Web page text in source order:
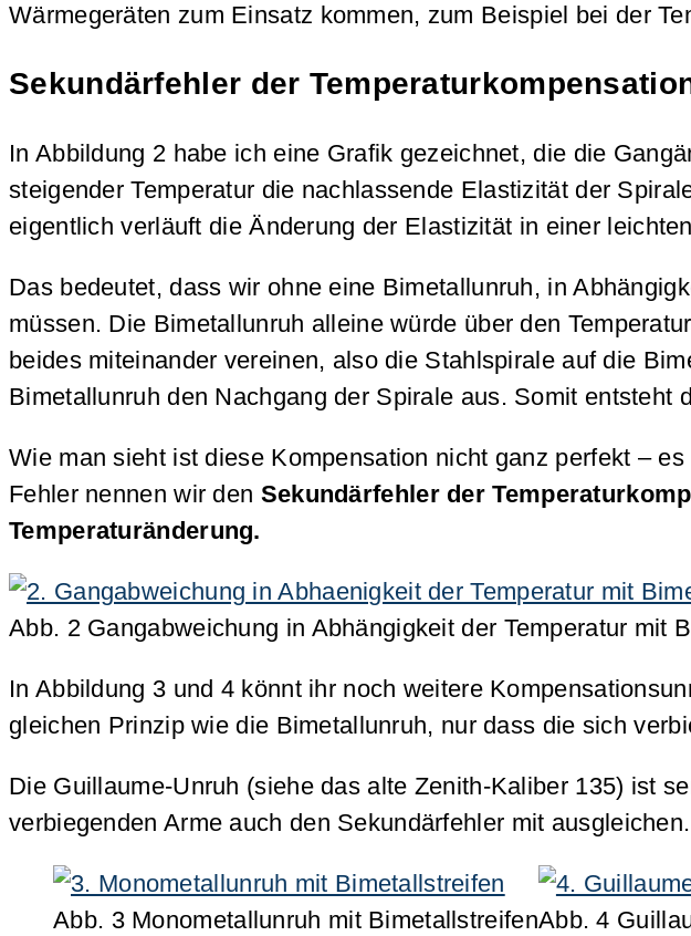
Wärmegeräten zum Einsatz kommen, zum Beispiel bei der
Sekundärfehler der
In Abbildung 2 habe ich eine Grafik gezeichnet, die die
steigender Temperatur die nachlassende Elastizität der
eigentlich verläuft die Änderung der Elastizität in einer
Das bedeutet, dass wir ohne eine Bimetallunruh, in
müssen. Die Bimetallunruh alleine würde über den
beides miteinander vereinen, also die Stahlspirale auf die
Bimetallunruh den Nachgang der Spirale aus. Somit entsteht
Wie man sieht ist diese Kompensation nicht ganz perfekt –
Fehler nennen wir den Sekundärfehler der
Temperaturänderung.
Abb. 2 Gangabweichung in Abhängigkeit der Temperatur mit
In Abbildung 3 und 4 könnt ihr noch weitere
gleichen Prinzip wie die Bimetallunruh, nur dass die sich
Die Guillaume-Unruh (siehe das alte Zenith-Kaliber 135) ist
verbiegenden Arme auch den Sekundärfehler mit ausgleichen.
Abb. 3 Monometallunruh mit BimetallstreifenAbb. 4